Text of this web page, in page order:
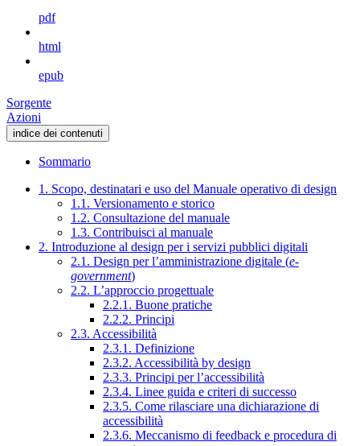
pdf
html
epub
Sorgente
Azioni
indice dei contenuti
Sommario
1. Scopo, destinatari e uso del Manuale operativo di design
1.1. Versionamento e storico
1.2. Consultazione del manuale
1.3. Contribuisci al manuale
2. Introduzione al design per i servizi pubblici digitali
2.1. Design per l’amministrazione digitale (e-
government)
2.2. L’approccio progettuale
2.2.1. Buone pratiche
2.2.2. Principi
2.3. Accessibilità
2.3.1. Definizione
2.3.2. Accessibilità by design
2.3.3. Principi per l’accessibilità
2.3.4. Linee guida e criteri di successo
2.3.5. Come rilasciare una dichiarazione di
accessibilità
2.3.6. Meccanismo di feedback e procedura di